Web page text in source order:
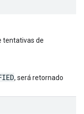
tentativas de
, será retornado